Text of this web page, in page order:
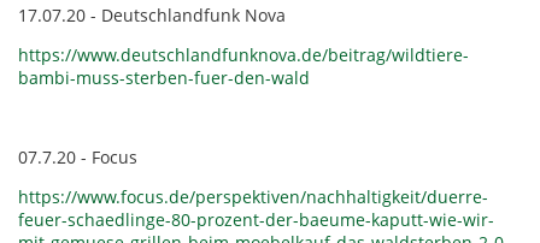
17.07.20 - Deutschlandfunk Nova
https://www.deutschlandfunknova.de/beitrag/wildtiere-
bambi-muss-sterben-fuer-den-wald
07.7.20 - Focus
https://www.focus.de/perspektiven/nachhaltigkeit/duerre-
feuer-schaedlinge-80-prozent-der-baeume-kaputt-wie-wir-